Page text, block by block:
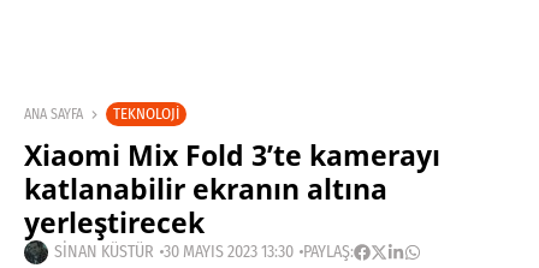
ANA SAYFA TEKNOLOJI
Xiaomi Mix Fold 3’te kamerayı
katlanabilir ekranın altına
yerleştirecek
SINAN KÜSTÜR 30 MAYIS 2023 13:30 PAYLAŞ: